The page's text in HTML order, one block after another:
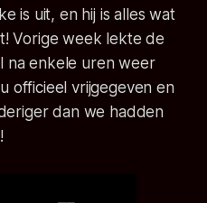
is uit, en hij is alles wat
Vorige week lekte de
na enkele uren weer
officieel vrijgegeven en
dan we hadden